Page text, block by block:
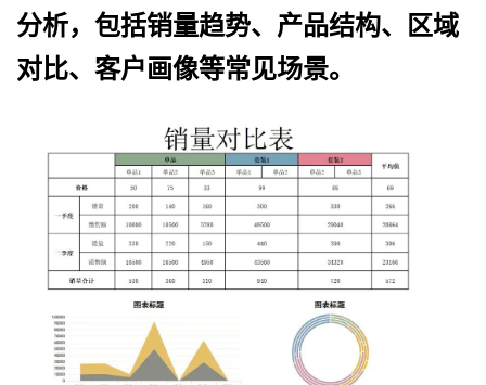
分析，包括销量趋势、产品结构、区域
对比、客户画像等常见场景。